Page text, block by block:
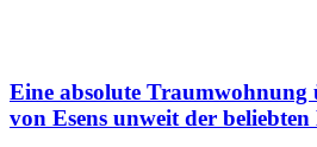
Eine absolute Traumwohnung
von Esens unweit der beliebten